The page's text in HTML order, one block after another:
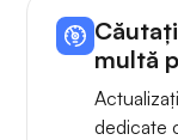
multă
dedicate